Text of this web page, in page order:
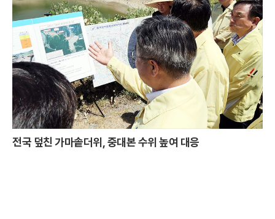
전국 덮친 가마솥더위, 중대본 수위 높여 대응